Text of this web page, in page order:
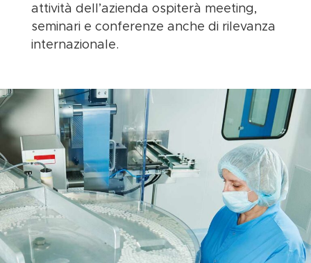
attività dell’azienda ospiterà meeting,
seminari e conferenze anche di rilevanza
internazionale.